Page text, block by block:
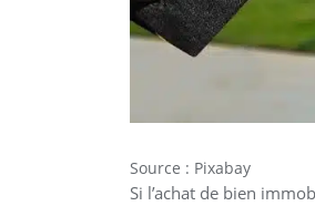
Source : Pixabay
Si l’achat de bien